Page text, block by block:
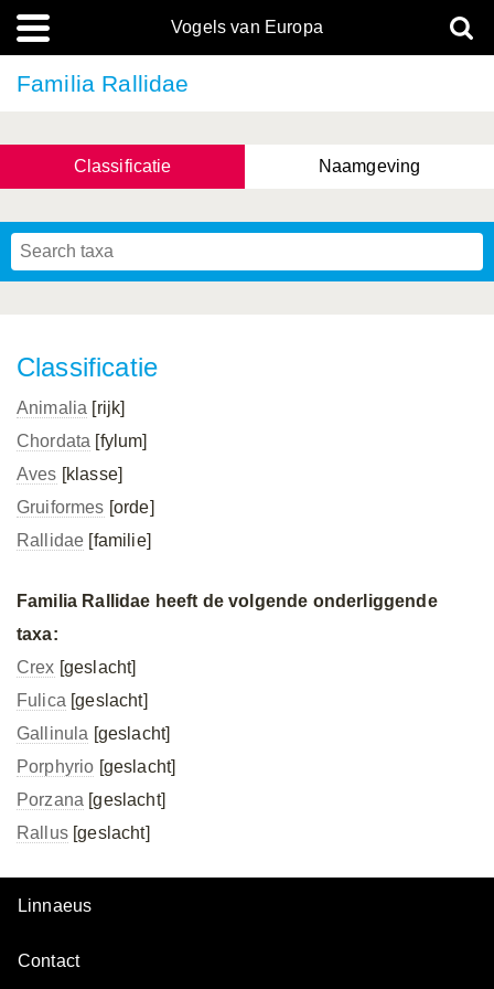
Vogels van Europa
Familia Rallidae
Classificatie Naamgeving
Classificatie
Animalia [rijk]
Chordata [fylum]
Aves [klasse]
Gruiformes [orde]
Rallidae [familie]
Familia Rallidae heeft de volgende onderliggende
taxa:
Crex [geslacht]
Fulica [geslacht]
Gallinula [geslacht]
Porphyrio [geslacht]
Porzana [geslacht]
Rallus[geslacht]
Linnaeus
Contact